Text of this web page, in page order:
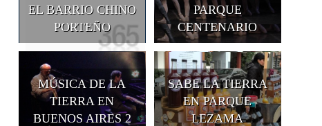
EL BARRIO CHINO
PORTEÑO
PARQUE
CENTENARIO
MÚSICA DE LA
TIERRA EN
BUENOS AIRES 2
SABE LA TIERRA
EN PARQUE
LEZAMA